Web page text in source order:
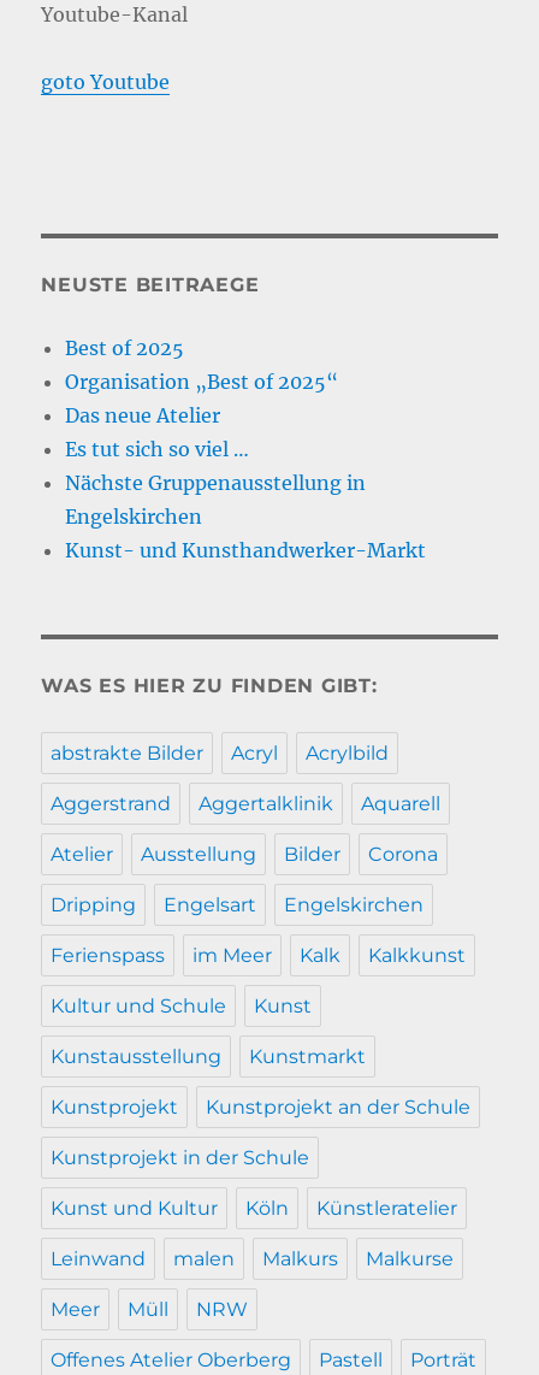
Youtube-Kanal
goto Youtube
NEUSTE BEITRAEGE
Best of 2025
Organisation „Best of 2025“
Das neue Atelier
Es tut sich so viel …
Nächste Gruppenausstellung in
Engelskirchen
Kunst- und Kunsthandwerker-Markt
WAS ES HIER ZU FINDEN GIBT:
abstrakte Bilder Acryl Acrylbild
Aggerstrand Aggertalklinik Aquarell
Atelier Ausstellung Bilder Corona
Dripping Engelsart Engelskirchen
Ferienspass im Meer Kalk Kalkkunst
Kultur und Schule Kunst
Kunstausstellung Kunstmarkt
Kunstprojekt Kunstprojekt an der Schule
Kunstprojekt in der Schule
Kunst und Kultur Köln Künstleratelier
Leinwand malen Malkurs Malkurse
Meer Müll NRW
Offenes Atelier Oberberg Pastell Porträt